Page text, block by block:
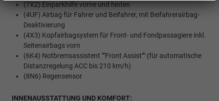
(7X2) Einparkhilfe vorne und hinten
(4UF) Airbag für Fahrer und Beifahrer, mit Beifahrerairbag-
Deaktivierung
(4X3) Kopfairbagsystem für Front- und Fondpassagiere inkl.
Seitenairbags vorn
(6K4) Notbremsassistent ""Front Assist"" (für automatische
Distanzregelung ACC bis 210 km/h)
(8N6) Regensensor
INNENAUSSTATTUNG UND KOMFORT: